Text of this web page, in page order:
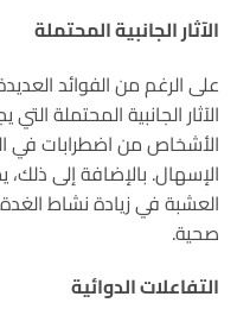
الآثار الجانبية المحتملة
على الرغم من الفوائد
الآثار الجانبية المحتملة
الأشخاص من اضطرابات في
الإسهال. بالإضافة إلى
العشبة في زيادة نشاط
صحية.
التفاعلات الدوائية